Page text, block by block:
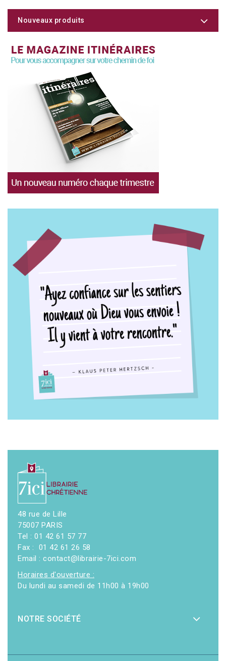
Nouveaux produits
48 rue de Lille
75007 PARIS
Tel : 01 42 61 57 77
Fax : 01 42 61 26 58
Email : contact@librairie-7ici.com
Horaires d'ouverture :
Du lundi au samedi de 11h00 à 19h00
NOTRE SOCIÉTÉ